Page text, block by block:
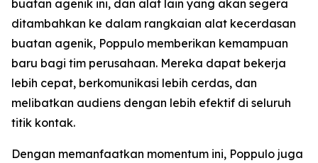
buatan agenik ini, dan alat lain yang akan segera
ditambahkan ke dalam rangkaian alat kecerdasan
buatan agenik, Poppulo memberikan kemampuan
baru bagi tim perusahaan. Mereka dapat bekerja
lebih cepat, berkomunikasi lebih cerdas, dan
melibatkan audiens dengan lebih efektif di seluruh
titik kontak.
Dengan memanfaatkan momentum ini, Poppulo juga